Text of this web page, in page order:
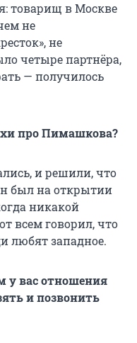
товарищ в Москве
не
не
четыре партнёра,
— получилось
про Пимашкова?
и решили, что
был на открытии
никакой
всем говорил, что
любят западное.
у вас отношения
и позвонить